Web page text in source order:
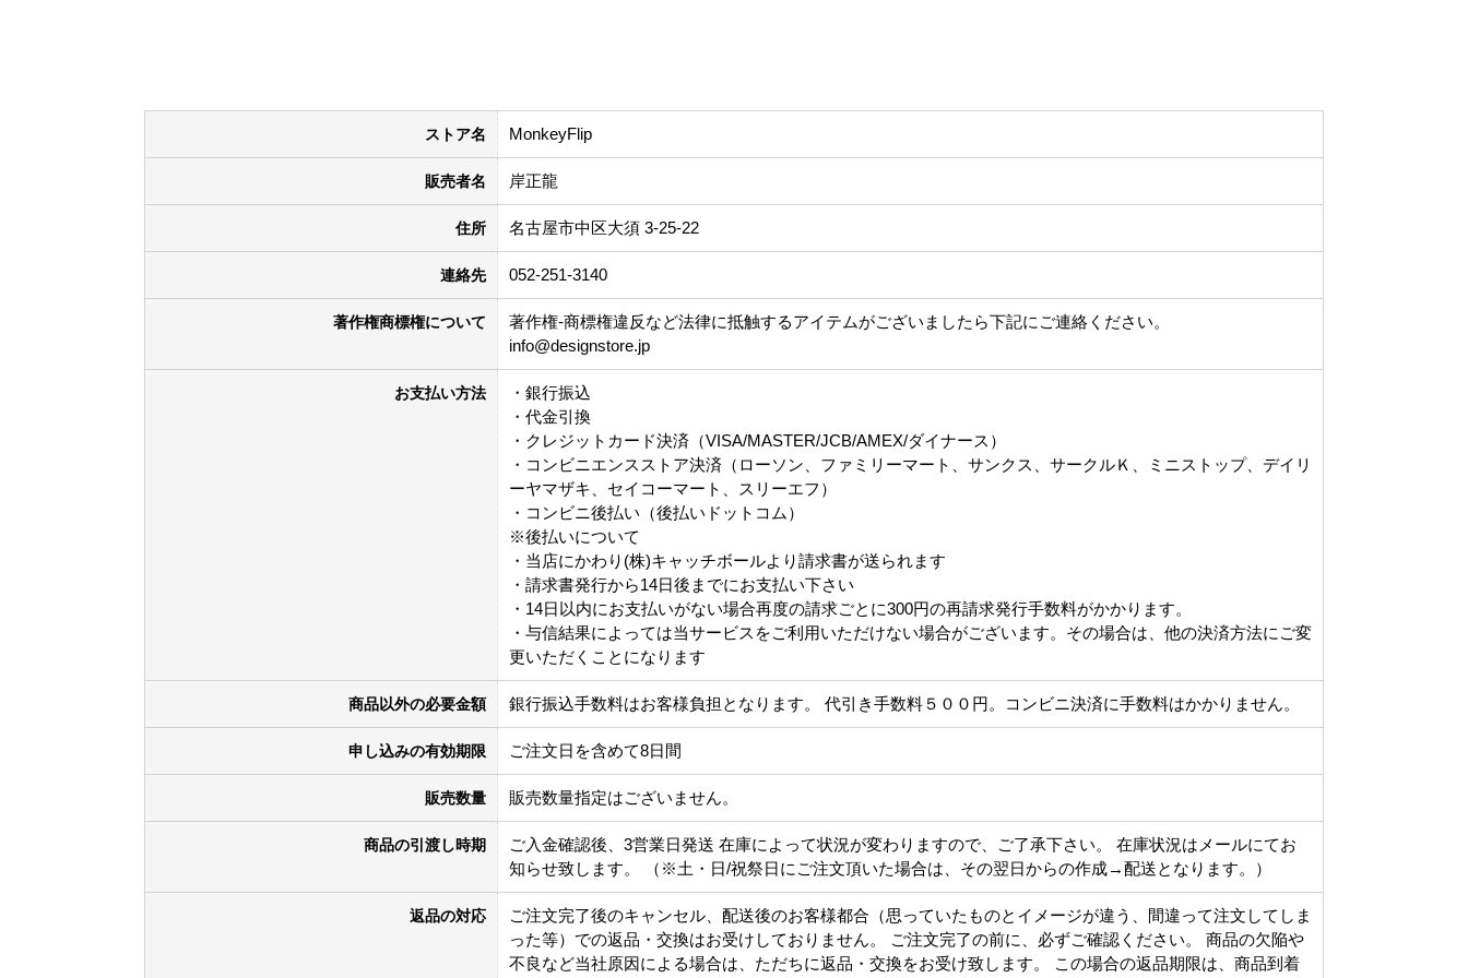
ストア名 MonkeyFlip
販売者名 岸正龍
住所 名古屋市中区大須 3-25-22
連絡先 052-251-3140
著作権商標権について
著作権-商標権違反など法律に抵触するアイテムがございましたら下記にご連絡ください。
info@designstore.jp
お支払い方法
・銀行振込
・代金引換
・クレジットカード決済（VISA/MASTER/JCB/AMEX/ダイナース）
・コンビニエンスストア決済（ローソン、ファミリーマート、サンクス、サークルＫ、ミニストップ、デイリ
ーヤマザキ、セイコーマート、スリーエフ）
・コンビニ後払い（後払いドットコム）
※後払いについて
・当店にかわり(株)キャッチボールより請求書が送られます
・請求書発行から14日後までにお支払い下さい
・14日以内にお支払いがない場合再度の請求ごとに300円の再請求発行手数料がかかります。
・与信結果によっては当サービスをご利用いただけない場合がございます。その場合は、他の決済方法にご変
更いただくことになります
商品以外の必要金額 銀行振込手数料はお客様負担となります。 代引き手数料５００円。コンビニ決済に手数料はかかりません。
申し込みの有効期限 ご注文日を含めて8日間
販売数量 販売数量指定はございません。
商品の引渡し時期
ご入金確認後、3営業日発送 在庫によって状況が変わりますので、ご了承下さい。 在庫状況はメールにてお
知らせ致します。 （※土・日/祝祭日にご注文頂いた場合は、その翌日からの作成→配送となります。）
返品の対応
ご注文完了後のキャンセル、配送後のお客様都合（思っていたものとイメージが違う、間違って注文してしま
った等）での返品・交換はお受けしておりません。 ご注文完了の前に、必ずご確認ください。 商品の欠陥や
不良など当社原因による場合は、ただちに返品・交換をお受け致します。 この場合の返品期限は、商品到着